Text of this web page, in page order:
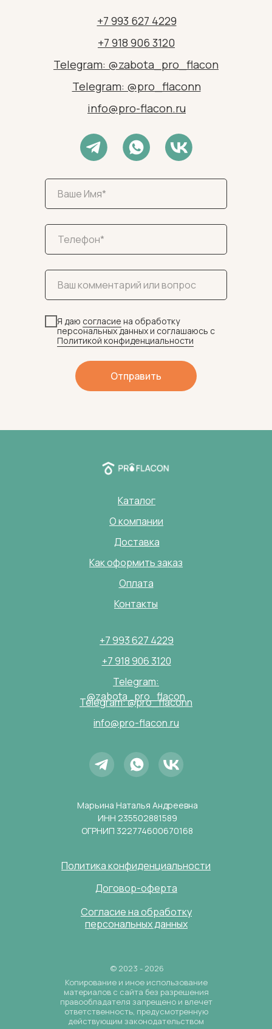
+7 993 627 4229
+7 918 906 3120
Telegram: @zabota_pro_flacon
Telegram: @pro_flaconn
info@pro-flacon.ru
Я даю согласие на обработку
персональных данных и соглашаюсь c
Политикой конфиденциальности
Отправить
О компании
+7 918 906 3120
Каталог
Политика конфиденциальности
+7 993 627 4229
Telegram:
@zabota_pro_flacon
Telegram: @pro_flaconn
info@pro-flacon.ru
Доставка
Копирование и иное использование
материалов с сайта без разрешения
правообладателя запрещено и влечет
ответственность, предусмотренную
действующим законодательством
© 2023 - 2026
Оплата
Как оформить заказ
Контакты
Согласие на обработку
персональных данных
Договор-оферта
Марьина Наталья Андреевна
ИНН 235502881589
ОГРНИП 322774600670168